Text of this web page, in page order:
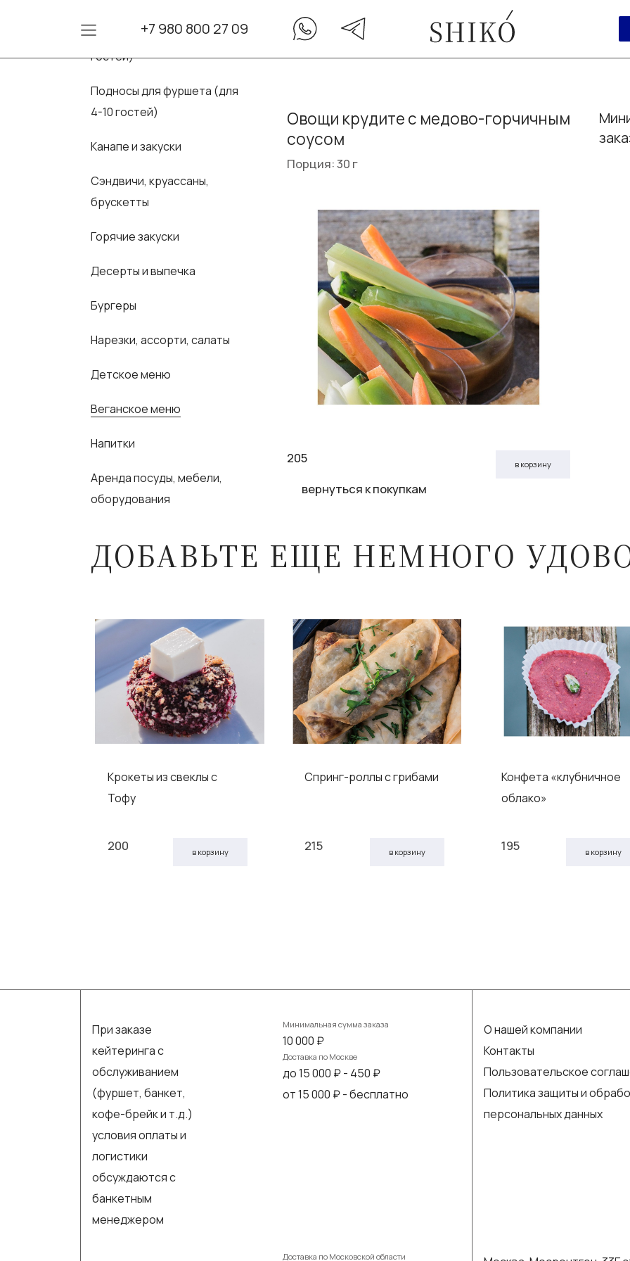
+7 980 800 27 09
Сеты для фуршета (для 10-30
гостей)
Подносы для фуршета (для
4-10 гостей)
Канапе и закуски
Сэндвичи, круассаны,
брускетты
Горячие закуски
Десерты и выпечка
Бургеры
Нарезки, ассорти, салаты
Детское меню
Веганское меню
Напитки
Аренда посуды, мебели,
оборудования
Овощи крудите с медово-горчичным
соусом
Порция: 30 г
205 в корзину
вернуться к покупкам
ДОБАВЬТЕ ЕЩЕ НЕМНОГО
Крокеты из свеклы с
Тофу
200 в корзину
Спринг-роллы с грибами
215 в корзину
Конфета «клубничное
облако»
195 в корзину
При заказе
кейтеринга с
обслуживанием
(фуршет, банкет,
кофе-брейк и т.д.)
условия оплаты и
логистики
обсуждаются с
банкетным
менеджером
Минимальная сумма заказа
10 000 ₽
Доставка по Москве
до 15 000 ₽ - 450 ₽
от 15 000 ₽ - бесплатно
О нашей компании
Контакты
Пользовательское
Политика защиты и
персональных данных
Доставка по Московской области